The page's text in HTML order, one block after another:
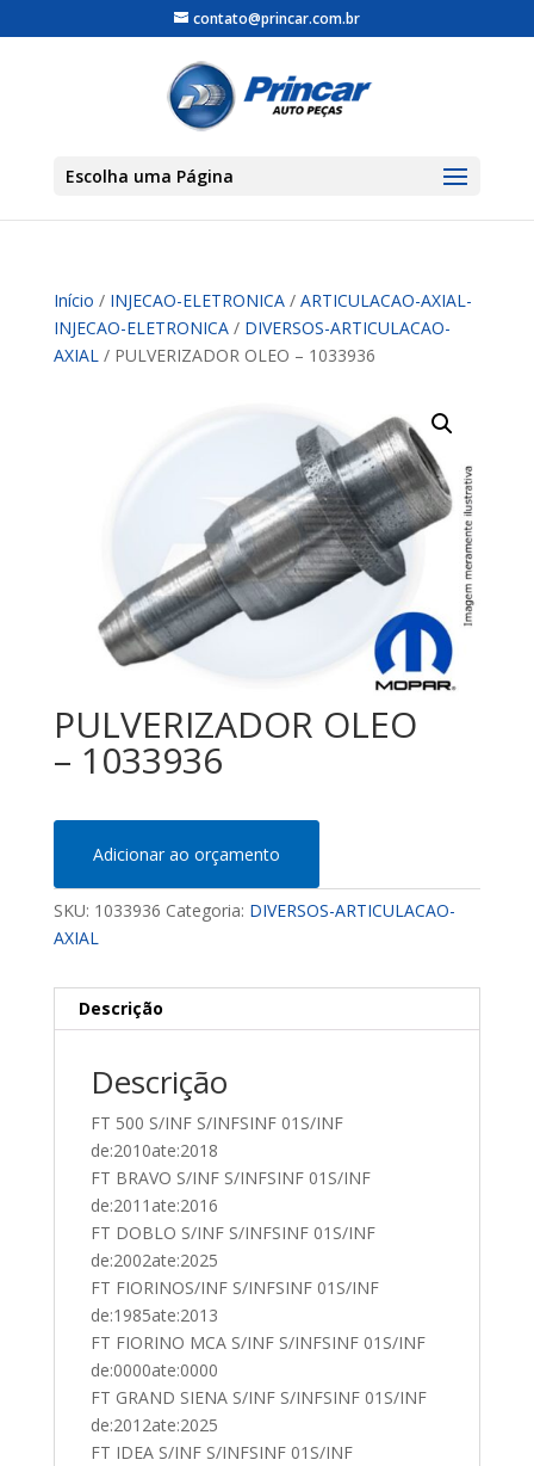
contato@princar.com.br
Escolha uma Página
Início / INJECAO-ELETRONICA/ ARTICULACAO-AXIAL-
INJECAO-ELETRONICA/ DIVERSOS-ARTICULACAO-
AXIAL/ PULVERIZADOR OLEO – 1033936
PULVERIZADOR OLEO
– 1033936
Adicionar ao orçamento
SKU: 1033936 Categoria: DIVERSOS-ARTICULACAO-
AXIAL
Descrição
Descrição
FT 500 S/INF S/INFSINF 01S/INF
de:2010ate:2018
FT BRAVO S/INF S/INFSINF 01S/INF
de:2011ate:2016
FT DOBLO S/INF S/INFSINF 01S/INF
de:2002ate:2025
FT FIORINOS/INF S/INFSINF 01S/INF
de:1985ate:2013
FT FIORINO MCA S/INF S/INFSINF 01S/INF
de:0000ate:0000
FT GRAND SIENA S/INF S/INFSINF 01S/INF
de:2012ate:2025
FT IDEA S/INF S/INFSINF 01S/INF